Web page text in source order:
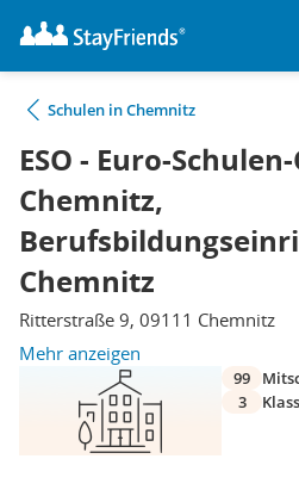
Schulen in Chemnitz
ESO - Euro-
Chemnitz,
Chemnitz
Ritterstraße 9, 09111 Chemnitz
Mehr anzeigen
99
3